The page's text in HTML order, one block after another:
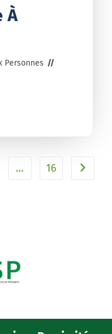
À
Personnes
… 16